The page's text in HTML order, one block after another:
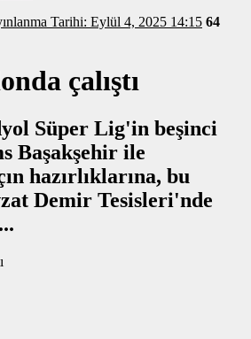
Yayınlanma Tarihi: Eylül 4, 2025 14:15 64
çalıştı
Süper Lig'in beşinci
Başakşehir ile
hazırlıklarına, bu
Demir Tesisleri'nde